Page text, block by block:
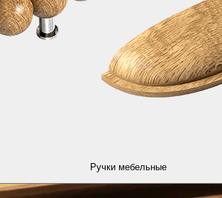
Ручки мебельные